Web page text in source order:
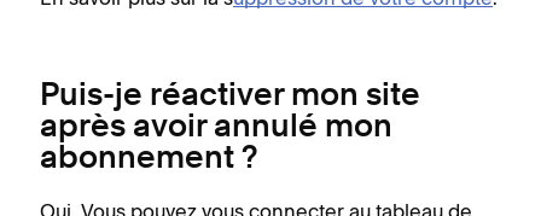
Puis-je réactiver mon site
après avoir annulé mon
abonnement ?
Oui. Vous pouvez vous connecter au tableau de